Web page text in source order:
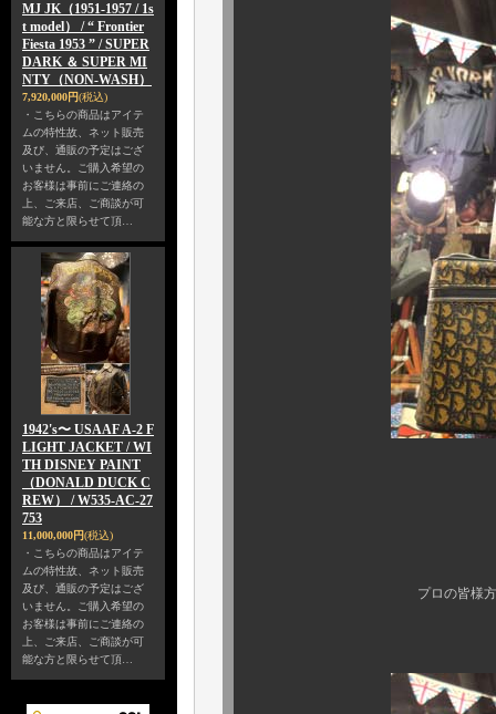
MJ JK（1951-1957 / 1s
t model） / “ Frontier
Fiesta 1953 ” / SUPER
DARK ＆ SUPER MI
NTY（NON-WASH）
7,920,000円(税込)
・こちらの商品はアイテ
ムの特性故、ネット販売
及び、通販の予定はござ
いません。ご購入希望の
お客様は事前にご連絡の
上、ご来店、ご商談が可
能な方と限らせて頂…
1942's〜 USAAF A-2 F
LIGHT JACKET / WI
TH DISNEY PAINT
（DONALD DUCK C
REW） / W535-AC-27
753
11,000,000円(税込)
・こちらの商品はアイテ
ムの特性故、ネット販売
及び、通販の予定はござ
いません。ご購入希望の
お客様は事前にご連絡の
上、ご来店、ご商談が可
能な方と限らせて頂…
プロの皆様方が羨み、嫉